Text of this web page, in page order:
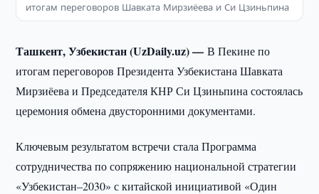
итогам переговоров Шавката Мирзиёева и Си Цзиньпина
Ташкент, Узбекистан (UzDaily.uz) —В Пекине по
итогам переговоров Президента Узбекистана Шавката
Мирзиёева и Председателя КНР Си Цзиньпина состоялась
церемония обмена двусторонними документами.
Ключевым результатом встречи стала Программа
сотрудничества по сопряжению национальной стратегии
«Узбекистан–2030» с китайской инициативой «Один